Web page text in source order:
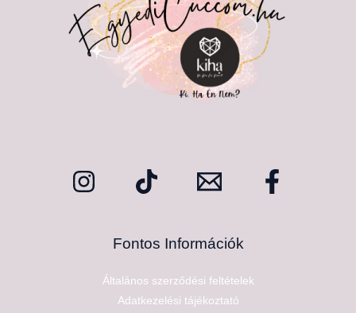
Fontos Információk
Általános szerződési feltételek
Adatkezelési tájékoztató